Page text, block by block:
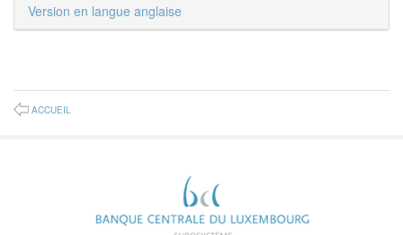
Version en langue anglaise
ACCUEIL